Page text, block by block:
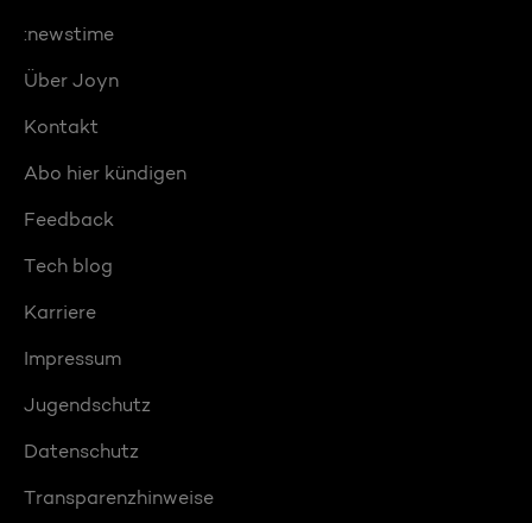
:newstime
Über Joyn
Kontakt
Abo hier kündigen
Feedback
Tech blog
Karriere
Impressum
Jugendschutz
Datenschutz
Transparenzhinweise